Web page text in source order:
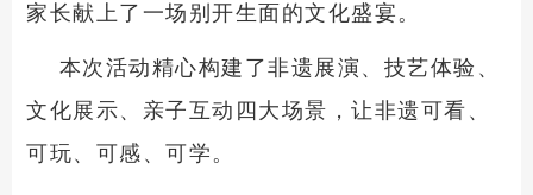
家长献上了一场别开生面的文化盛宴。
本次活动精心构建了非遗展演、技艺体验、
文化展示、亲子互动四大场景，让非遗可看、
可玩、可感、可学。